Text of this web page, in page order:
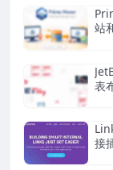
站
表
接